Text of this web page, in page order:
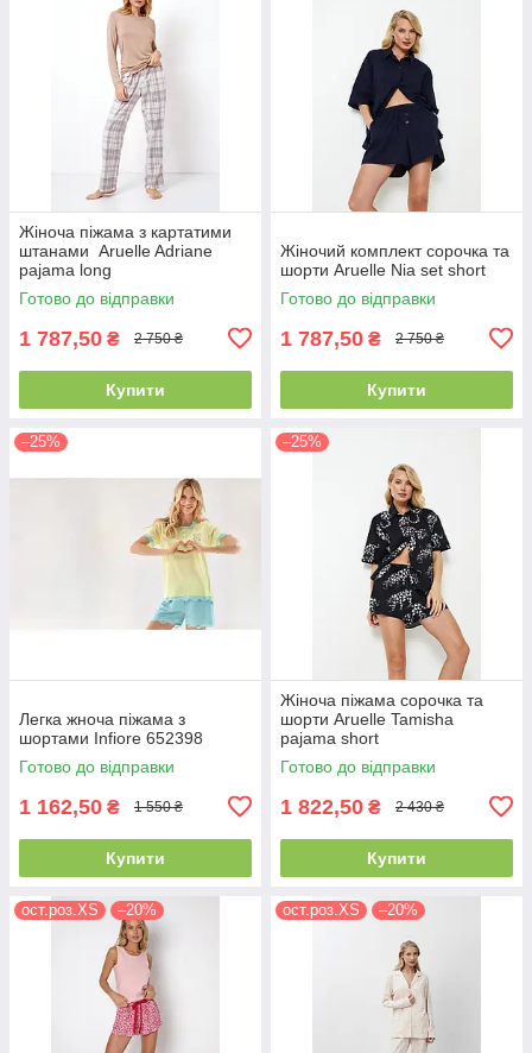
Жіноча піжама з картатими
штанами Aruelle Adriane
pajama long
Готово до відправки
1 787,50 ₴ 2 750 ₴
Купити
Жіночий комплект сорочка та
шорти Aruelle Nia set short
Готово до відправки
1 787,50 ₴ 2 750 ₴
Купити
–25%
Легка жноча піжама з
шортами Infiore 652398
Готово до відправки
1 162,50 ₴ 1 550 ₴
Купити
–25%
Жіноча піжама сорочка та
шорти Aruelle Tamisha
pajama short
Готово до відправки
1 822,50 ₴ 2 430 ₴
Купити
ост.роз.XS –20% ост.роз.XS –20%